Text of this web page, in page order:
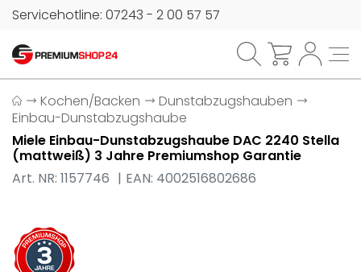
Servicehotline: 07243 - 2 00 57 57
Kochen/Backen
Dunstabzugshauben
Einbau-Dunstabzugshaube
Miele Einbau-Dunstabzugshaube DAC 2240 Stella
(mattweiß) 3 Jahre Premiumshop Garantie
Art. NR: 1157746
EAN: 4002516802686